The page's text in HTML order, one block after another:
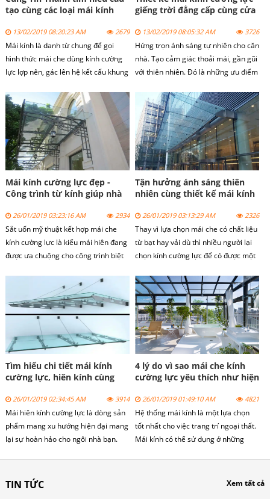
tạo cùng các loại mái kính
13/02/2019 08:20:23 AM 2679
Mái kính là danh từ chung để gọi
hình thức mái che dùng kính cường
lực lợp nên, gác lên hệ kết cấu khung
lấy ánh sáng, đối lưu không khí, tạo
dáng tôn vẻ đẹp cho công trình
giếng trời đẳng cấp cùng cửa
13/02/2019 08:05:32 AM 3726
Hứng trọn ánh sáng tự nhiên cho căn
nhà. Tạo cảm giác thoải mái, gần gũi
với thiên nhiên. Đó là những ưu điểm
mang lại cho những ngôi nhà trong
đô thị ngày nay.
Mái kính cường lực đẹp -
Công trình từ kính giúp nhà
26/01/2019 03:23:16 AM 2934
Sắt uốn mỹ thuật kết hợp mái che
kính cường lực là kiểu mái hiên đang
được ưa chuộng cho công trình biệt
Tận hưởng ánh sáng thiên
nhiên cùng thiết kế mái kính
26/01/2019 03:13:29 AM 2326
Thay vì lựa chọn mái che có chất liệu
từ bạt hay vải dù thì nhiều người lại
chọn kính cường lực để có được một
gần gũi với mây trời, thiên nhiên. Nếu
bạn đang có nhã hứng lựa chọn loại
mái che này cho không gian nhà
mình thì có thể tham khảo thêm ở bài
viết dưới đây.
Tìm hiểu chi tiết mái kính
cường lực, hiên kính cùng
26/01/2019 02:34:45 AM 3914
Mái hiên kính cường lực là dòng sản
phẩm mang xu hướng hiện đại mang
lại sự hoàn hảo cho ngôi nhà bạn.
cửa các công nghệ mới nhất. Một
4 lý do vì sao mái che kính
cường lực yêu thích như hiện
26/01/2019 01:49:10 AM 4821
Hệ thống mái kính là một lựa chọn
tốt nhất cho việc trang trí ngoại thất.
Mái kính có thể sử dụng ở những
những diện tích nhỏ hơn như mái
TIN TỨC Xem tất cả